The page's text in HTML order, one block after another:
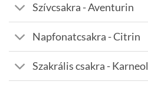
Szívcsakra - Aventurin
Napfonatcsakra - Citrin
Szakrális csakra - Karneol